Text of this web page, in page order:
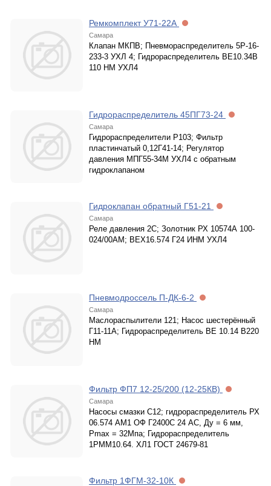
Ремкомплект У71-22А
Самара
Клапан МКПВ; Пневмораспределитель 5Р-16-
233-3 УХЛ 4; Гидрораспределитель ВЕ10.34В
110 НМ УХЛ4
Гидрораспределитель 45ПГ73-24
Самара
Гидрораспределители Р103; Фильтр
пластинчатый 0,12Г41-14; Регулятор
давления МПГ55-34М УХЛ4 с обратным
гидроклапаном
Гидроклапан обратный Г51-21
Самара
Реле давления 2С; Золотник РХ 10574А 100-
024/00АМ; ВЕХ16.574 Г24 ИНМ УХЛ4
Пневмодроссель П-ДК-6-2
Самара
Маслораспылители 121; Насос шестерённый
Г11-11А; Гидрораспределитель ВЕ 10.14 В220
НМ
Фильтр ФП7 12-25/200 (12-25КВ)
Самара
Насосы смазки С12; гидрораспределитель РХ
06.574 АМ1 ОФ Г2400С 24 АС, Ду = 6 мм,
Рmax = 32Мпа; Гидрораспределитель
1РММ10.64. ХЛ1 ГОСТ 24679-81
Фильтр 1ФГМ-32-10К